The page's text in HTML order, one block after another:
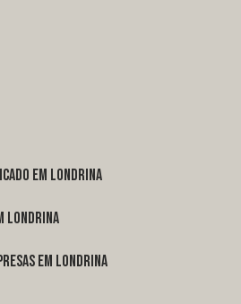
em Londrina
Londrina
em Londrina